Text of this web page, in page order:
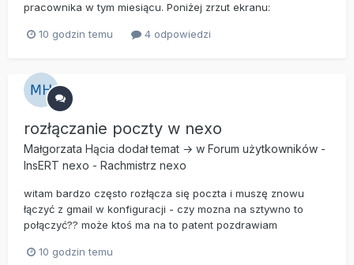
pracownika w tym miesiącu. Poniżej zrzut ekranu:
10 godzin temu 4 odpowiedzi
rozłączanie poczty w nexo
Małgorzata Hącia dodał temat → w Forum użytkowników -
InsERT nexo - Rachmistrz nexo
witam bardzo często rozłącza się poczta i muszę znowu
łączyć z gmail w konfiguracji - czy mozna na sztywno to
połączyć?? może ktoś ma na to patent pozdrawiam
10 godzin temu